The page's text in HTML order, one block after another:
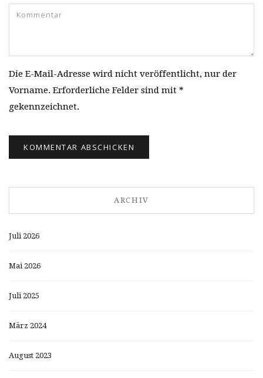
Die E-Mail-Adresse wird nicht veröffentlicht, nur der
Vorname. Erforderliche Felder sind mit *
gekennzeichnet.
ARCHIV
Juli 2026
Mai 2026
Juli 2025
März 2024
August 2023